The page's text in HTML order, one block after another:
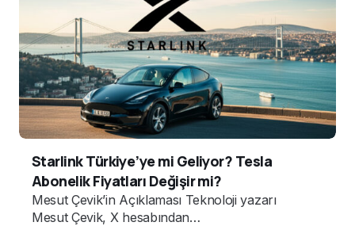
Starlink Türkiye’ye mi Geliyor? Tesla
Abonelik Fiyatları Değişir mi?
Mesut Çevik’in Açıklaması Teknoloji yazarı
Mesut Çevik, X hesabından…